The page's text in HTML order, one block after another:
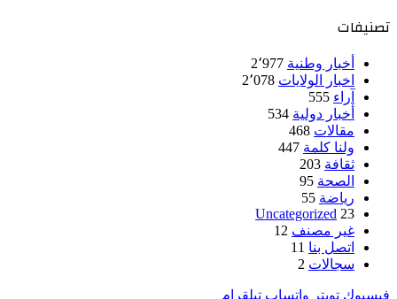
تصنيفات
أخبار وطنية 2٬977
اخبار الولايات 2٬078
آراء 555
أخبار دولية 534
مقالات 468
ولنا كلمة 447
ثقافة 203
الصحة 95
رياضة 55
Uncategorized 23
غير مصنف 12
اتصل بنا 11
سجالات 2
فيسبوك تويتر واتساب تيلقرام